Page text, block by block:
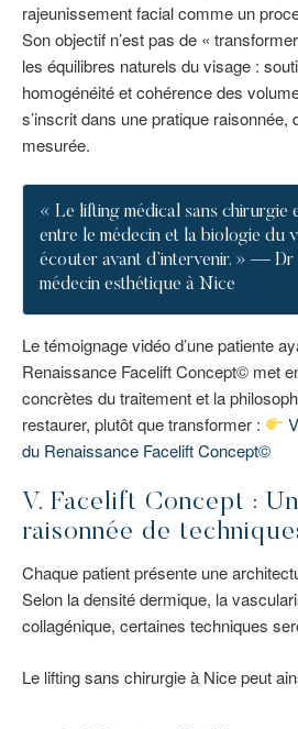
rajeunissement facial comme un
Son objectif n’est pas de «
les équilibres naturels du visage :
homogénéité et cohérence des
s’inscrit dans une pratique raisonnée,
mesurée.
« Le lifting médical sans chirurgie
entre le médecin et la biologie du
écouter avant d’intervenir. » — Dr
médecin esthétique à Nice
Le témoignage vidéo d’une patiente
Renaissance Facelift Concept© met
concrètes du traitement et la
restaurer, plutôt que transformer :
du Renaissance Facelift Concept©
V. Facelift Concept :
raisonnée de
Chaque patient présente une
Selon la densité dermique, la
collagénique, certaines techniques
Le lifting sans chirurgie à Nice peut